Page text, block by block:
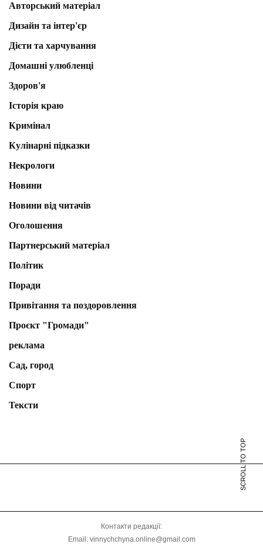
Авторський матеріал
Дизайн та інтер'єр
Дієти та харчування
Домашні улюбленці
Здоров'я
Історія краю
Кримінал
Кулінарні підказки
Некрологи
Новини
Новини від читачів
Оголошення
Партнерський матеріал
Політик
Поради
Привітання та поздоровлення
Проєкт "Громади"
реклама
Сад, город
Спорт
Тексти
SCROLL TO TOP
Контакти редакції:
Email: vinnychchyna.online@gmail.com